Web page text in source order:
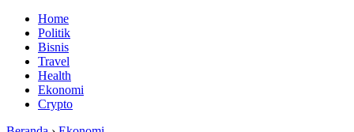
Home
Politik
Bisnis
Travel
Health
Ekonomi
Crypto